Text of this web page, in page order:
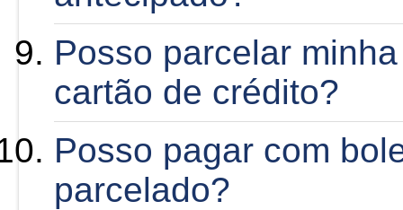
Posso parcelar
cartão de crédito?
Posso pagar com
parcelado?